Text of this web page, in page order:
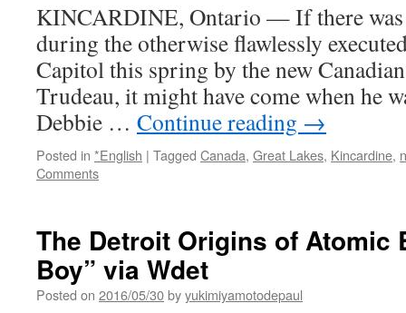
KINCARDINE, Ontario — If there was
during the otherwise flawlessly
Capitol this spring by the new
Trudeau, it might have come when he
Debbie … Continue reading →
Posted in *English | Tagged Canada, Great Lakes, Kincardine,
Comments
The Detroit Origins of Atomic
Boy” via Wdet
Posted on 2016/05/30byyukimiyamotodepaul